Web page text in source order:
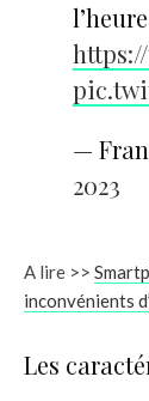
—
2023
A lire >>
inconvénients
Les